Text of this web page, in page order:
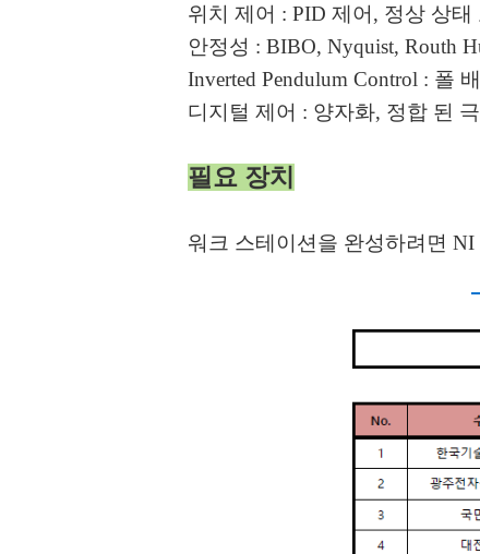
위치 제어 : PID 제어, 정상 상태
안정성 : BIBO, Nyquist, Routh
Inverted Pendulum Control : 폴
디지털 제어 : 양자화, 정합 된
필요 장치
워크 스테이션을 완성하려면